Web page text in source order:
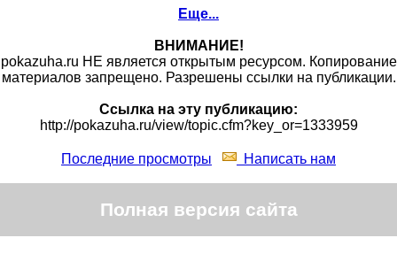
Еще...
ВНИМАНИЕ!
pokazuha.ru НЕ является открытым ресурсом. Копирование
материалов запрещено. Разрешены ссылки на публикации.
Ссылка на эту публикацию:
http://pokazuha.ru/view/topic.cfm?key_or=1333959
Последние просмотры Написать нам
Полная версия сайта